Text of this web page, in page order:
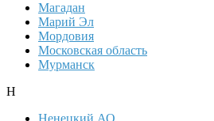
Магадан
Марий Эл
Мордовия
Московская область
Мурманск
Н